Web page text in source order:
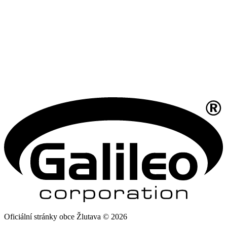
Oficiální stránky obce Žlutava © 2026